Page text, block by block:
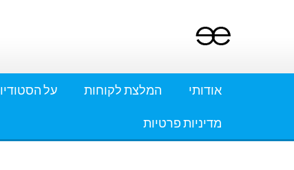
אודותי המלצת לקוחות על הסטודיו
מדיניות פרטיות